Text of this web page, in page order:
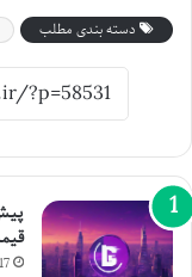
دسته بندی مطلب
17 مرداد 05